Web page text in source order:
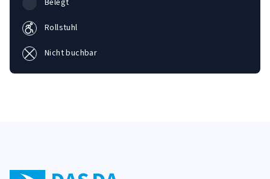
Belegt
Rollstuhl
Nicht buchbar